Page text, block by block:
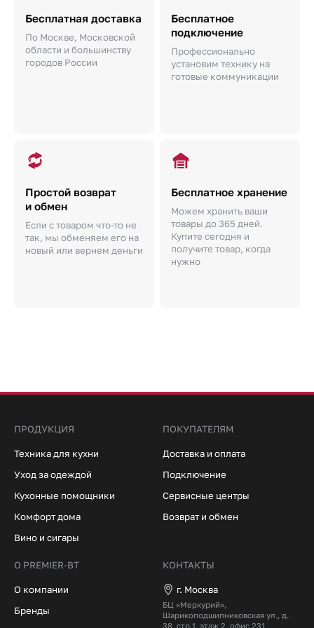
Бесплатная доставка
По Москве, Московской
области и большинству
городов России
Бесплатное
подключение
Профессионально
установим технику на
готовые коммуникации
Простой возврат
и обмен
Если с товаром что-то не
так, мы обменяем его на
новый или вернем деньги
Бесплатное хранение
Можем хранить ваши
товары до 365 дней.
Купите сегодня и
получите товар, когда
нужно
ПРОДУКЦИЯ
Техника для кухни
Уход за одеждой
Кухонные помощники
Комфорт дома
Вино и сигары
ПОКУПАТЕЛЯМ
Доставка и оплата
Подключение
Сервисные центры
Возврат и обмен
О PREMIER-BT
О компании
Бренды
КОНТАКТЫ
г. Москва
БЦ «Меркурий»,
Шарикоподшипниковская ул., д.
38, стр.1, этаж 2, офис 231